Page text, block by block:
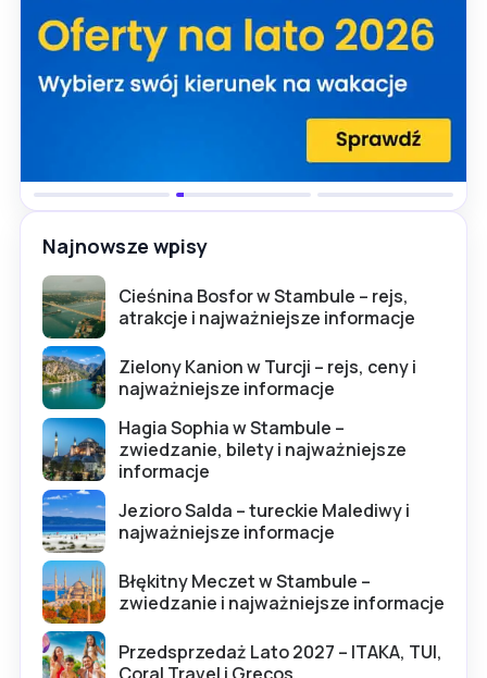
Najnowsze wpisy
Cieśnina Bosfor w Stambule – rejs,
atrakcje i najważniejsze informacje
Zielony Kanion w Turcji – rejs, ceny i
najważniejsze informacje
Hagia Sophia w Stambule –
zwiedzanie, bilety i najważniejsze
informacje
Jezioro Salda – tureckie Malediwy i
najważniejsze informacje
Błękitny Meczet w Stambule –
zwiedzanie i najważniejsze informacje
Przedsprzedaż Lato 2027 – ITAKA, TUI,